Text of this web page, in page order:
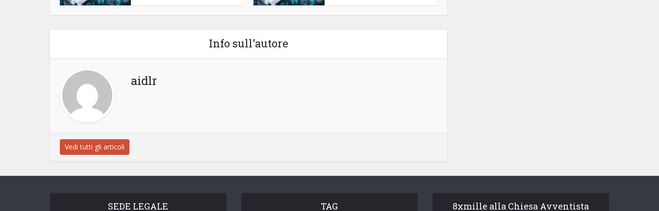
Info sull'autore
aidlr
Vedi tutti gli articoli
SEDE LEGALE TAG 8xmille alla Chiesa Avventista